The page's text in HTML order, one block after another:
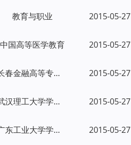
教育与职业 2015-05-27
中国高等医学教育 2015-05-27
长春金融高等专科学校学报 2015-05-27
武汉理工大学学报：社会科学版 2015-05-27
广东工业大学学报：社会科学版 2015-05-27